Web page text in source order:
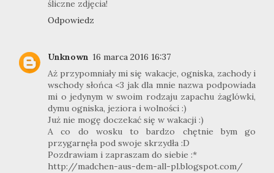
śliczne zdjęcia!
Odpowiedz
Unknown 16 marca 2016 16:37
Aż przypomniały mi się wakacje, ogniska, zachody i
wschody słońca <3 jak dla mnie nazwa podpowiada
mi o jedynym w swoim rodzaju zapachu żaglówki,
dymu ogniska, jeziora i wolności :)
Już nie mogę doczekać się w wakacji :)
A co do wosku to bardzo chętnie bym go
przygarnęła pod swoje skrzydła :D
Pozdrawiam i zapraszam do siebie :*
http://madchen-aus-dem-all-pl.blogspot.com/